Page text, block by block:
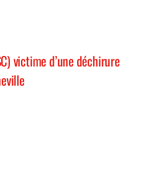
victime d’une déchirure